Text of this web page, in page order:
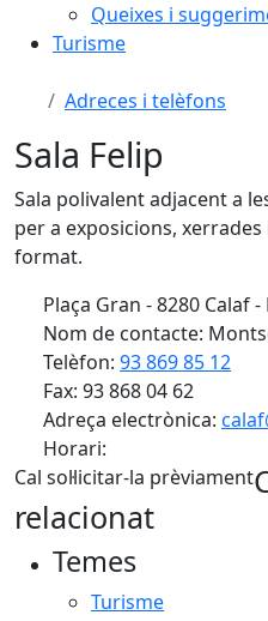
Queixes i
Turisme
Adreces i telèfons
Sala Felip
Sala polivalent adjacent a
per a exposicions,
format.
Plaça Gran - 8280 Calaf
Nom de contacte:
Telèfon: 93 869 85 12
Fax: 93 868 04 62
Adreça electrònica:
Horari:
Cal sol·licitar-la prèviament
relacionat
Temes
Turisme